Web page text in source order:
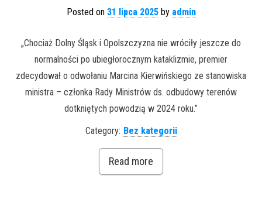
Posted on 31 lipca 2025by admin
„Chociaż Dolny Śląsk i Opolszczyzna nie wróciły jeszcze do
normalności po ubiegłorocznym kataklizmie, premier
zdecydował o odwołaniu Marcina Kierwińskiego ze stanowiska
ministra – członka Rady Ministrów ds. odbudowy terenów
dotkniętych powodzią w 2024 roku.”
Category: Bez kategorii
Read more